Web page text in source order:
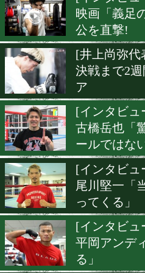
[インタ
メキシ
紘人
映画「
公を直
[井上尚
決戦ま
ア
[インタ
古橋岳
ールで